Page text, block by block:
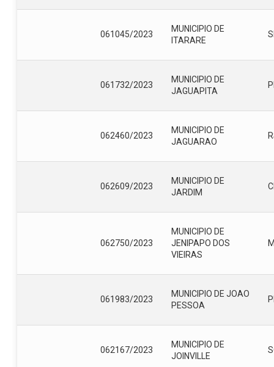
061045/2023
MUNICIPIO DE
ITARARE
061732/2023
MUNICIPIO DE
JAGUAPITA
062460/2023
MUNICIPIO DE
JAGUARAO
062609/2023
MUNICIPIO DE
JARDIM
062750/2023
MUNICIPIO DE
JENIPAPO DOS
VIEIRAS
061983/2023
MUNICIPIO DE JOAO
PESSOA
062167/2023
MUNICIPIO DE
JOINVILLE